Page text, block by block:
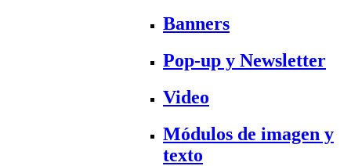
Banners
Pop-up y Newsletter
Video
Módulos de imagen y
texto